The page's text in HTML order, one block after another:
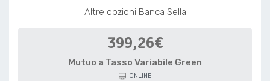
Altre opzioni Banca Sella
399,26€
Mutuo a Tasso Variabile Green
ONLINE